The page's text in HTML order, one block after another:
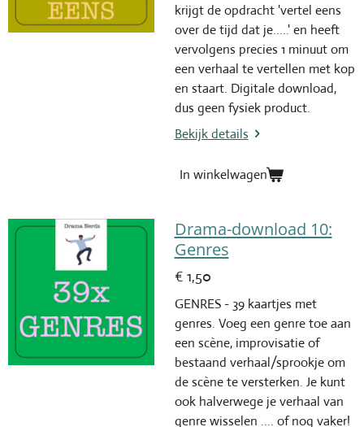
krijgt de opdracht 'vertel eens
over de tijd dat je.....' en heeft
vervolgens precies 1 minuut om
een verhaal te vertellen met kop
en staart. Digitale download,
dus geen fysiek product.
Bekijk details
In winkelwagen
Drama-download 10:
Genres
€ 1,50
GENRES - 39 kaartjes met
genres. Voeg een genre toe aan
een scène, improvisatie of
bestaand verhaal/sprookje om
de scène te versterken. Je kunt
ook halverwege je verhaal van
genre wisselen .... of nog vaker!